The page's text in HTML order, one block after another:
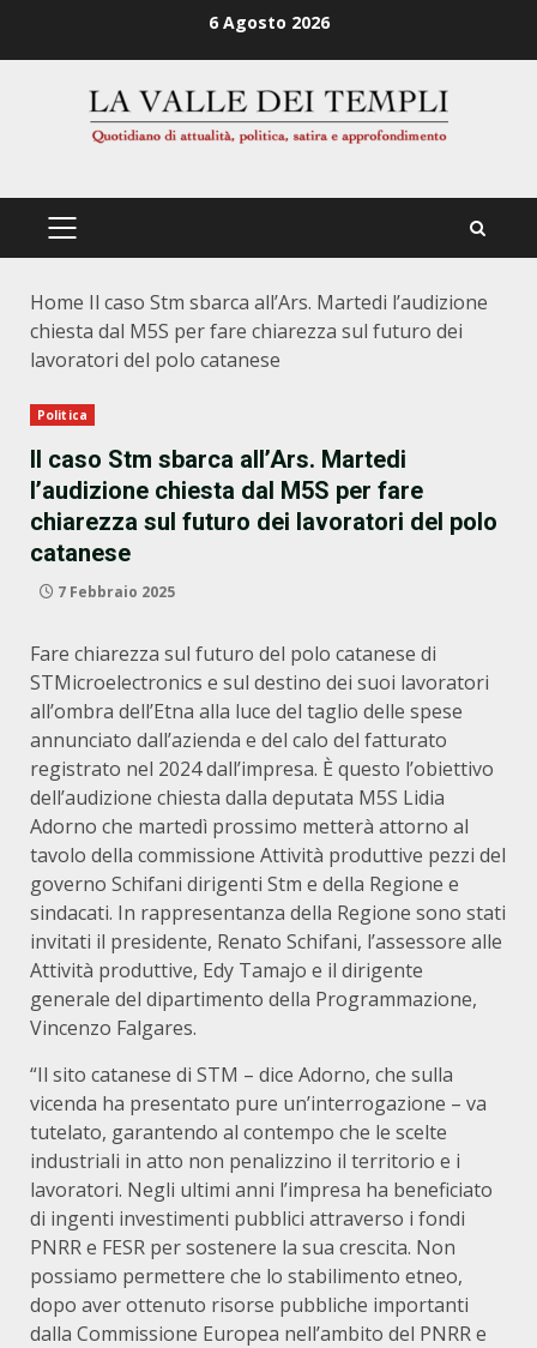
6 Agosto 2026
PRIMÄRES
Home Il caso Stm sbarca all’Ars. Martedi l’audizione
chiesta dal M5S per fare chiarezza sul futuro dei
lavoratori del polo catanese
Politica
Il caso Stm sbarca all’Ars. Martedi
l’audizione chiesta dal M5S per fare
chiarezza sul futuro dei lavoratori del polo
catanese
7 Febbraio 2025
Fare chiarezza sul futuro del polo catanese di
STMicroelectronics e sul destino dei suoi lavoratori
all’ombra dell’Etna alla luce del taglio delle spese
annunciato dall’azienda e del calo del fatturato
registrato nel 2024 dall’impresa. È questo l’obiettivo
dell’audizione chiesta dalla deputata M5S Lidia
Adorno che martedì prossimo metterà attorno al
tavolo della commissione Attività produttive pezzi del
governo Schifani dirigenti Stm e della Regione e
sindacati. In rappresentanza della Regione sono stati
invitati il presidente, Renato Schifani, l’assessore alle
Attività produttive, Edy Tamajo e il dirigente
generale del dipartimento della Programmazione,
Vincenzo Falgares.
“Il sito catanese di STM – dice Adorno, che sulla
vicenda ha presentato pure un’interrogazione – va
tutelato, garantendo al contempo che le scelte
industriali in atto non penalizzino il territorio e i
lavoratori. Negli ultimi anni l’impresa ha beneficiato
di ingenti investimenti pubblici attraverso i fondi
PNRR e FESR per sostenere la sua crescita. Non
possiamo permettere che lo stabilimento etneo,
dopo aver ottenuto risorse pubbliche importanti
dalla Commissione Europea nell’ambito del PNRR e